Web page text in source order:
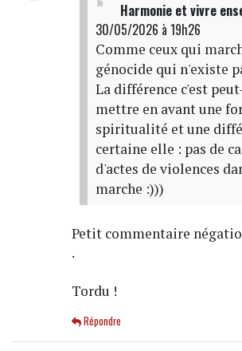
Harmonie et vivre
30/05/2026 à 19h26
Comme ceux qui
génocide qui n'existe
La différence c'est
mettre en avant une
spiritualité et une
certaine elle : pas de
d'actes de violences
marche :)))
Petit commentaire
.
Tordu !
Répondre